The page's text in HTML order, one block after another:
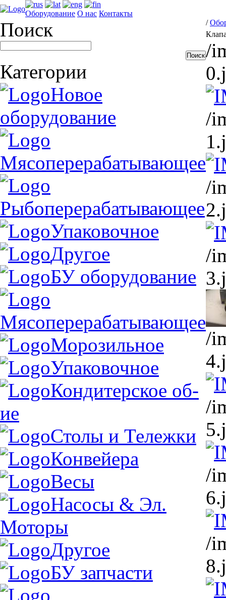
Оборудование О нас Контакты
Поиск
Категории
Новое
оборудование
Мясоперерабатывающее
Рыбоперерабатывающее
Упаковочное
Другое
БУ оборудование
Мясоперерабатывающее
Морозильное
Упаковочное
Кондитерское об-
ие
Столы и Тележки
Конвейера
Весы
Насосы & Эл.
Моторы
Другое
БУ запчасти
/
/
/
/
/
/
/
/
/